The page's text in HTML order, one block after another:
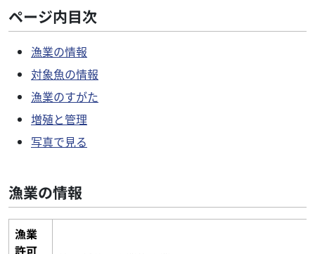
ページ内目次
漁業の情報
対象魚の情報
漁業のすがた
増殖と管理
写真で見る
漁業の情報
漁業